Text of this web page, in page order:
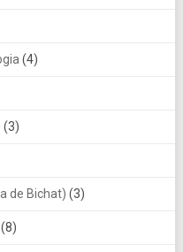
(4)
(3)
de Bichat) (3)
(8)